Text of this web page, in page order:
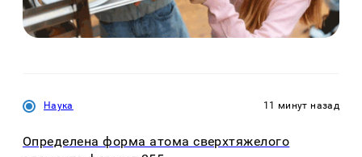
Наука 11 минут назад
Определена форма атома сверхтяжелого